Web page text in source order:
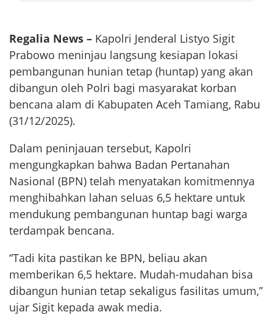
Regalia News – Kapolri Jenderal Listyo Sigit
Prabowo meninjau langsung kesiapan lokasi
pembangunan hunian tetap (huntap) yang akan
dibangun oleh Polri bagi masyarakat korban
bencana alam di Kabupaten Aceh Tamiang, Rabu
(31/12/2025).
Dalam peninjauan tersebut, Kapolri
mengungkapkan bahwa Badan Pertanahan
Nasional (BPN) telah menyatakan komitmennya
menghibahkan lahan seluas 6,5 hektare untuk
mendukung pembangunan huntap bagi warga
terdampak bencana.
“Tadi kita pastikan ke BPN, beliau akan
memberikan 6,5 hektare. Mudah-mudahan bisa
dibangun hunian tetap sekaligus fasilitas umum,”
ujar Sigit kepada awak media.